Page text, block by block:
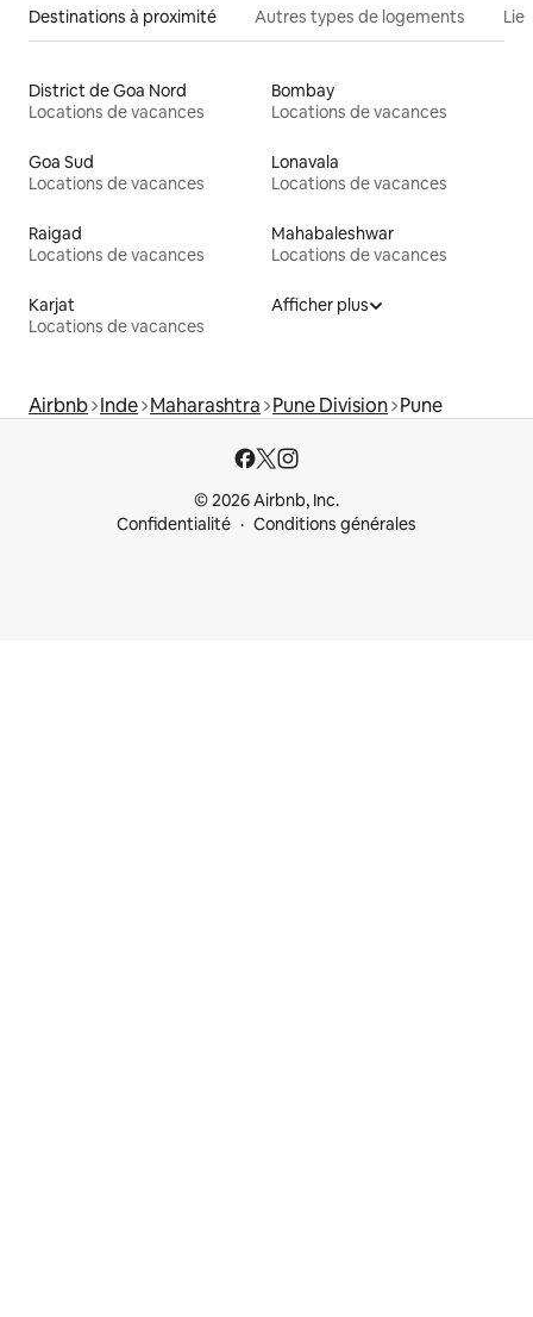
Destinations à proximité Autres types de logements
District de Goa Nord
Locations de vacances
Bombay
Locations de vacances
Goa Sud
Locations de vacances
Lonavala
Locations de vacances
Raigad
Locations de vacances
Mahabaleshwar
Locations de vacances
Karjat
Locations de vacances
Afficher plus
Airbnb Inde Maharashtra Pune Division Pune
© 2026 Airbnb, Inc.
Confidentialité
Conditions générales